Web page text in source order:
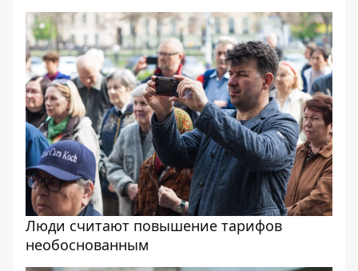
Люди считают повышение тарифов
необоснованным